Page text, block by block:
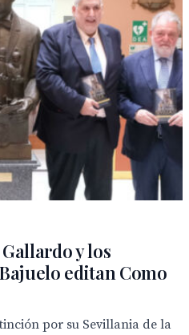
y los
editan Como
por su Sevillania de la